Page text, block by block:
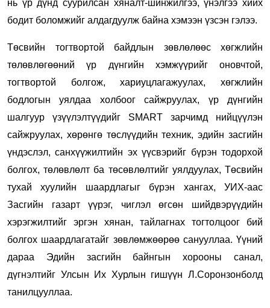
нь үр дүнд суурилсан хяналт-шинжилгээ, үнэлгээ хийх
бодит боломжийг алдагдуулж байна хэмээн үзсэн гэлээ.
Төсвийн тогтвортой байдлын зөвлөлөөс хөгжлийн
төлөвлөгөөний үр дүнгийн хэмжүүрийг оновчтой,
тогтвортой болгож, хариуцлагажуулах, хөгжлийн
бодлогын уялдаа холбоог сайжруулах, үр дүнгийн
шалгуур үзүүлэлтүүдийг SMART зарчимд нийцүүлэн
сайжруулах, хөрөнгө төслүүдийн техник, эдийн засгийн
үндэслэл, санхүүжилтийн эх үүсвэрийг бүрэн тодорхой
болгох, төлөвлөлт ба төсөвлөлтийг уялдуулах, Төсвийн
тухай хуулийн шаардлагыг бүрэн хангах, УИХ-аас
Засгийн газарт үүрэг, чиглэл өгсөн шийдвэрүүдийн
хэрэгжилтийг эргэн хянан, тайлагнах тогтолцоог бий
болгох шаардлагатайг зөвлөмжөөрөө санууллаа. Үүний
дараа Эдийн засгийн байнгын хорооны санал,
дүгнэлтийг Улсын Их Хурлын гишүүн Л.Соронзонболд
танилцууллаа.